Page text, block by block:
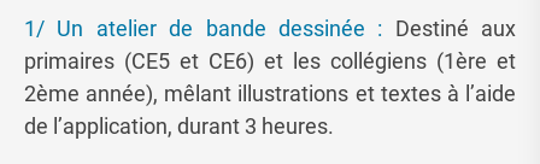
1/ Un atelier de bande dessinée : Destiné aux
primaires (CE5 et CE6) et les collégiens (1ère et
2ème année), mêlant illustrations et textes à l’aide
de l’application, durant 3 heures.